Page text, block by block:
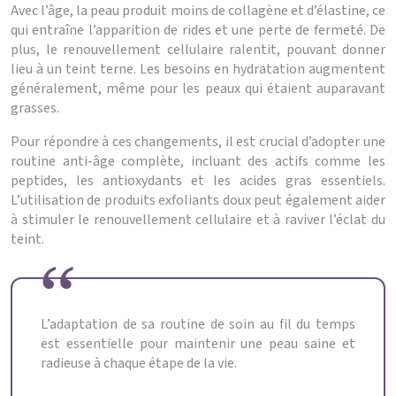
Avec l’âge, la peau produit moins de collagène et d’élastine, ce
qui entraîne l’apparition de rides et une perte de fermeté. De
plus, le renouvellement cellulaire ralentit, pouvant donner
lieu à un teint terne. Les besoins en hydratation augmentent
généralement, même pour les peaux qui étaient auparavant
grasses.
Pour répondre à ces changements, il est crucial d’adopter une
routine anti-âge complète, incluant des actifs comme les
peptides, les antioxydants et les acides gras essentiels.
L’utilisation de produits exfoliants doux peut également aider
à stimuler le renouvellement cellulaire et à raviver l’éclat du
teint.
L’adaptation de sa routine de soin au fil du temps
est essentielle pour maintenir une peau saine et
radieuse à chaque étape de la vie.